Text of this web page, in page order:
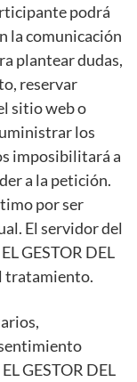
podrá
la comunicación
plantear dudas,
reservar
sitio web o
los
imposibilitará a
a la petición.
por ser
El servidor del
GESTOR DEL
tratamiento.
GESTOR DEL